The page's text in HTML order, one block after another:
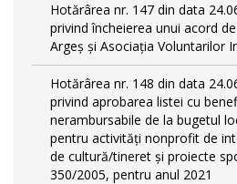
Hotărârea nr. 147 din data
privind încheierea unui acord
Argeș și Asociația Voluntarilor
Hotărârea nr. 148 din data
privind aprobarea listei cu
nerambursabile de la bugetul
pentru activităţi nonprofit de
de cultură/tineret și proiecte
350/2005, pentru anul 2021